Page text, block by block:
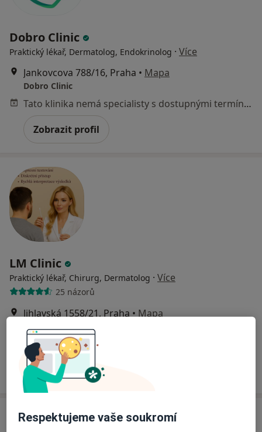
Dobro Clinic
Praktický lékař, Dermatolog, Endokrinolog · Více
Jankovcova 788/16, Praha • Mapa
Dobro Clinic
Tato klinika nemá specialisty s dostupnými termíny v online kalendáři
Zobrazit profil
LM Clinic
Praktický lékař, Chirurg, Dermatolog · Více
25 názorů
Jihlavská 1558/21, Praha • Mapa
LM Clinic
Zobrazit profil
Respektujeme vaše soukromí